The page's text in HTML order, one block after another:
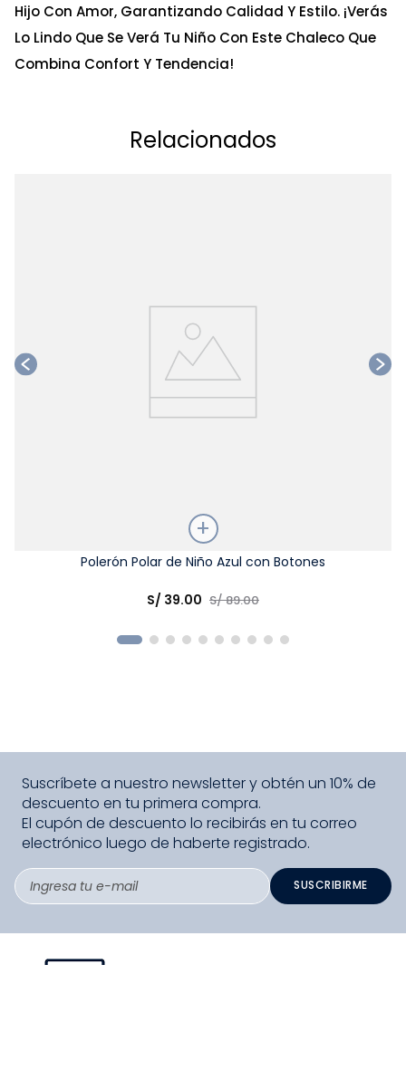
Hijo Con Amor, Garantizando Calidad Y Estilo. ¡Verás
Lo Lindo Que Se Verá Tu Niño Con Este Chaleco Que
Combina Confort Y Tendencia!
Relacionados
Polerón Polar de Niño Azul con Botones
S/ 39.00 S/89.00
Suscríbete a nuestro newsletter y obtén un 10% de
descuento en tu primera compra.
El cupón de descuento lo recibirás en tu correo
electrónico luego de haberte registrado.
SUSCRIBIRME